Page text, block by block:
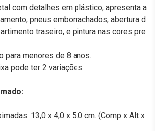
com detalhes em plástico, apresenta a
pneus emborrachados, abertura d
traseiro, e pintura nas cores pre
para menores de 8 anos.
pode ter 2 variações.
13,0 x 4,0 x 5,0 cm. (Comp x Alt x